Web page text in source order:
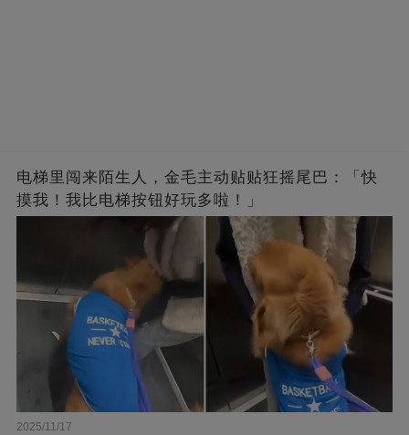
电梯里闯来陌生人，金毛主动贴贴狂摇尾巴：「快
摸我！我比电梯按钮好玩多啦！」
2025/11/17